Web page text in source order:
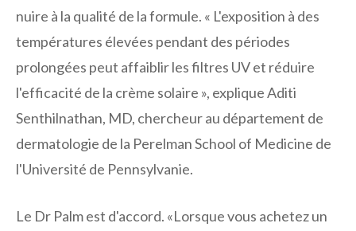
nuire à la qualité de la formule. « L'exposition à des
températures élevées pendant des périodes
prolongées peut affaiblir les filtres UV et réduire
l'efficacité de la crème solaire », explique Aditi
Senthilnathan, MD, chercheur au département de
dermatologie de la Perelman School of Medicine de
l'Université de Pennsylvanie.
Le Dr Palm est d'accord. «Lorsque vous achetez un